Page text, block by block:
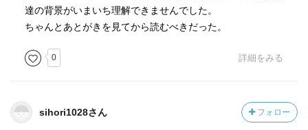
達の背景がいまいち理解できませんでした。
ちゃんとあとがきを見てから読むべきだった。
0 詳細をみる
sihori1028さん フォロー